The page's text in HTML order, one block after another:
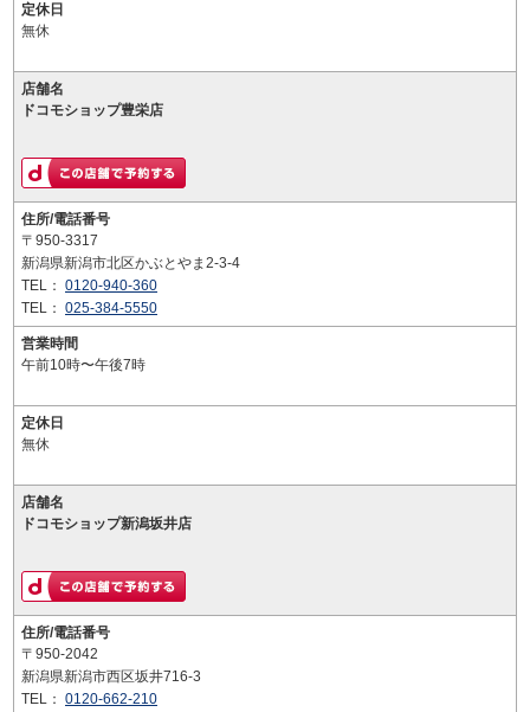
定休日
無休
店舗名
ドコモショップ豊栄店
住所/電話番号
〒950-3317
新潟県新潟市北区かぶとやま2-3-4
TEL： 0120-940-360
TEL： 025-384-5550
営業時間
午前10時〜午後7時
定休日
無休
店舗名
ドコモショップ新潟坂井店
住所/電話番号
〒950-2042
新潟県新潟市西区坂井716-3
TEL： 0120-662-210